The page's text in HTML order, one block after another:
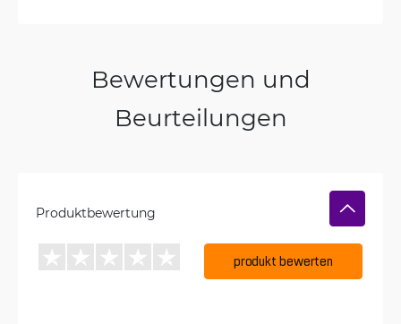
Bewertungen und
Beurteilungen
Produktbewertung
produkt bewerten